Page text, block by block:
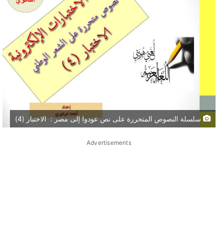
سلسلة النصوص المتحررة على نص عودوا إلى مصر : الاختبار (4)
Advertisements